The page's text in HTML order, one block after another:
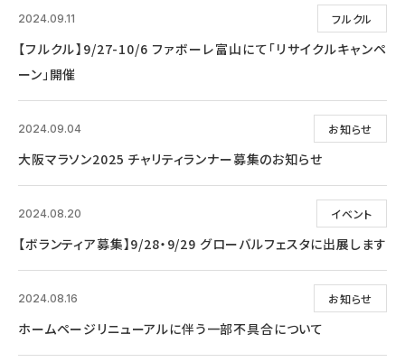
フルクル
2024.09.11
【フルクル】9/27-10/6 ファボーレ富山にて「リサイクルキャンペ
ーン」開催
お知らせ
2024.09.04
大阪マラソン2025 チャリティランナー募集のお知らせ
イベント
2024.08.20
【ボランティア募集】9/28・9/29 グローバルフェスタに出展します
お知らせ
2024.08.16
ホームページリニューアルに伴う一部不具合について